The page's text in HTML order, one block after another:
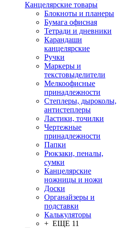
Канцелярские товары
Блокноты и планеры
Бумага офисная
Тетради и дневники
Карандаши
канцелярские
Ручки
Маркеры и
текстовыделители
Мелкоофисные
принадлежности
Степлеры, дыроколы,
антистеплеры
Ластики, точилки
Чертежные
принадлежности
Папки
Рюкзаки, пеналы,
сумки
Канцелярские
ножницы и ножи
Доски
Органайзеры и
подставки
Калькуляторы
+ ЕЩЕ 11